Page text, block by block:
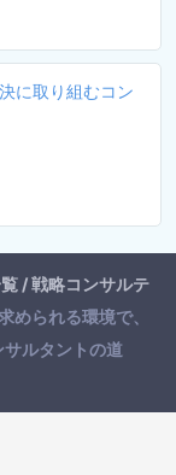
に取り組むコン
/戦略コンサルテ
められる環境で、
ルタントの道